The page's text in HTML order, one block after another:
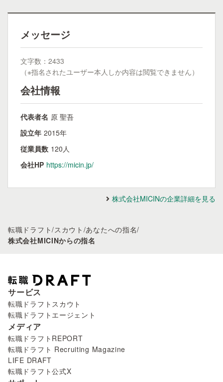
メッセージ
文字数：2433
（※指名されたユーザー本人しか内容は閲覧できません）
会社情報
代表者名 原 聖吾
設立年 2015年
従業員数 120人
会社HP https://micin.jp/
株式会社MICINの企業詳細を見る
転職ドラフト/スカウト /あなたへの指名/
株式会社MICINからの指名
サービス
転職ドラフトスカウト
転職ドラフトエージェント
メディア
転職ドラフトREPORT
転職ドラフト Recruiting Magazine
LIFE DRAFT
転職ドラフト公式X